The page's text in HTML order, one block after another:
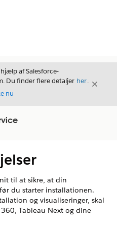
af Salesforce-
Du finder flere detaljer her.
nu
Luk
til at sikre, at din
du starter installationen.
og visualiseringer, skal
360, Tableau Next og dine